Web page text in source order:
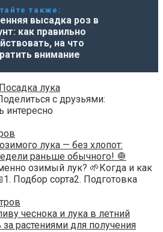
также:
высадка роз в
как правильно
на что
внимание
Посадка лука
с друзьями:
интересно
лука — без хлопот:
раньше обычного! 🧅
озимый лук? 🌱Когда и как
Подбор сорта2. Подготовка
чеснока и лука в летний
растениями для получения